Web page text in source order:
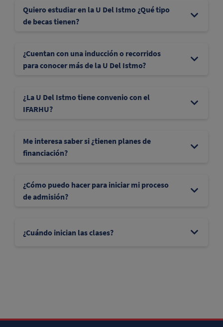
Quiero estudiar en la U Del Istmo ¿Qué tipo
de becas tienen?
¿Cuentan con una inducción o recorridos
para conocer más de la U Del Istmo?
¿La U Del Istmo tiene convenio con el
IFARHU?
Me interesa saber si ¿tienen planes de
financiación?
¿Cómo puedo hacer para iniciar mi proceso
de admisión?
¿Cuándo inician las clases?